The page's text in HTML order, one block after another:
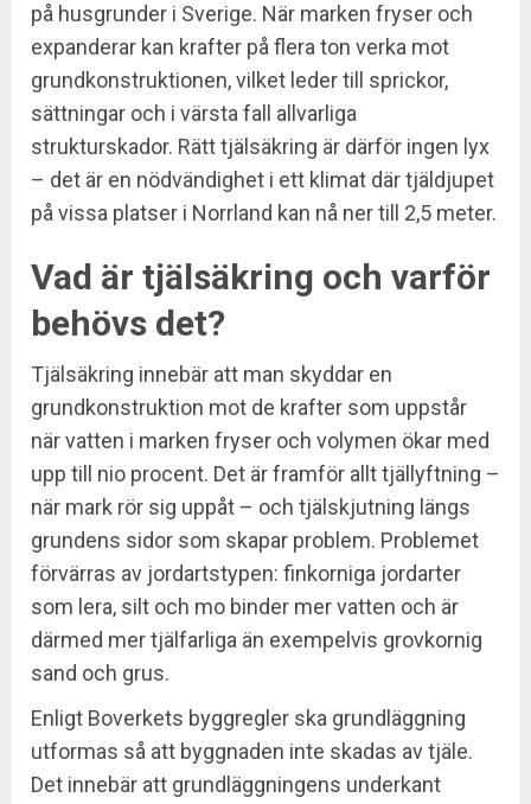
på husgrunder i Sverige. När marken fryser och
expanderar kan krafter på flera ton verka mot
grundkonstruktionen, vilket leder till sprickor,
sättningar och i värsta fall allvarliga
strukturskador. Rätt tjälsäkring är därför ingen lyx
– det är en nödvändighet i ett klimat där tjäldjupet
på vissa platser i Norrland kan nå ner till 2,5 meter.
Vad är tjälsäkring och varför
behövs det?
Tjälsäkring innebär att man skyddar en
grundkonstruktion mot de krafter som uppstår
när vatten i marken fryser och volymen ökar med
upp till nio procent. Det är framför allt tjällyftning –
när mark rör sig uppåt – och tjälskjutning längs
grundens sidor som skapar problem. Problemet
förvärras av jordartstypen: finkorniga jordarter
som lera, silt och mo binder mer vatten och är
därmed mer tjälfarliga än exempelvis grovkornig
sand och grus.
Enligt Boverkets byggregler ska grundläggning
utformas så att byggnaden inte skadas av tjäle.
Det innebär att grundläggningens underkant